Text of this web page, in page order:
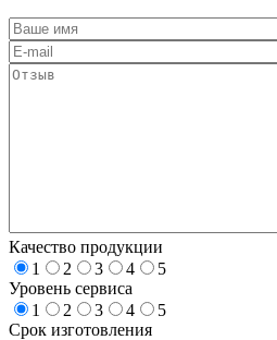
Качество продукции
1
2 3 4
5
Уровень сервиса
1
2 3 4
5
Срок изготовления